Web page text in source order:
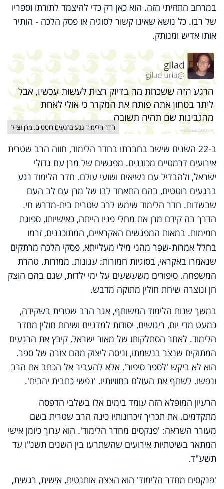
במרחב התזזיתי הזה. הוא כאן רק כדי להיצמד לתורתו וספריו
של רבו. כל נושא שאינו קשור לסוגיה או פסק הלכה - הותיר
אותו אדיש ומנותק.
חדר הלימוד נגע ברגעים רוטטים. מרן זצ"ל
ב-22 השנים שישב בחברתו בחדר הלימוד, חווה הרב שטרית
אירועים דרמטיים מכוננים. מפגשים של מרן עם גדולי
ישראל, ולהבדיל עם נשיאים ושועי עולם. חדר הלימוד נגע
ברגעים רוטטים, בהם התאחד לבו של מרן עם לב העם
שבשדות. חדר הלימוד שימש לרב שטרית בית-מדרש חי.
הדרך בה קידם מרן את מחלי פניו הייתה, כאישיותו, ספוגת
חמימות. במאות המפגשים האקראיים, המתוכננים, זרמו
בחלל אמרות-שפר מהני מילי מעלייתא, פסקי הלכה מרתקים
שנאמרו באקראי, בסוגיות חמורות: עגונות. ממזרות. טהרת
המשפחה. סיפורים משעשעים על ימי ילדות, שגם בהם הוצק
חן ונוצרה שיחת חולין מתוקה מדבש.
במשך שנות הלימוד המשותף, אגר הרב שטרית בשקידה,
כמעט מדי יום, ריגושים, יסודות למדניים ושיחת חולין מחדר
הלימוד. לאחר הסתלקותו של מאור ישראל, קיבץ את הרגעים
המתוקים שנָצַר בנשמתו, וניסה ליצוק מהם צורה של ספר.
הוא לא ביקש 'לספר סיפור', אלא להעביר אל הכתב את הרב
ונפשו. לשתף את העולם בחוויותיו. 'נפשי כתבית יהבית'.
הרעיון המופלא הזה עומד בימים אלו בשלבי הדפסה
מתקדמים. את תכריך זיכרונותיו כינה הרב שטרית בשם
מעורר השראה: 'פנקסים מחדר הלימוד'. הוא ערוך כיומן אישי
המתאר בשיטתיות אירועים שהשתרעו בין השנים תשנ"ו עד
תשע"ד.
'פנקסים מחדר הלימוד' הוא הצצה אותנטית, אישית, רגשית,